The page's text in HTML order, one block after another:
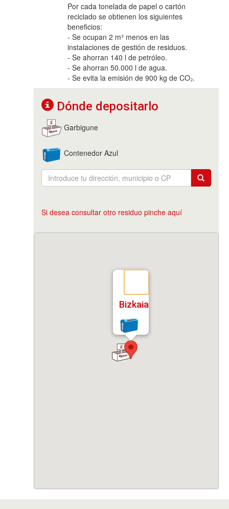
Por cada tonelada de papel o cartón
reciclado se obtienen los siguientes
beneficios:
- Se ocupan 2 m³ menos en las
instalaciones de gestión de residuos.
- Se ahorran 140 l de petróleo.
- Se ahorran 50.000 l de agua.
- Se evita la emisión de 900 kg de CO₂.
Dónde depositarlo
Garbigune
Contenedor Azul
Si desea consultar otro residuo pinche aquí
Bizkaia